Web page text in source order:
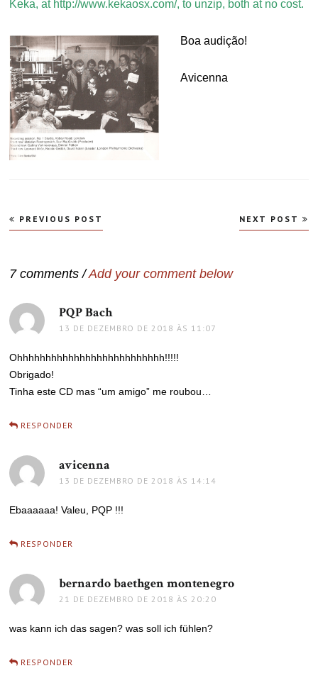
Keka, at http://www.kekaosx.com/, to unzip, both at no cost.
Boa audição!
Avicenna
Navegação
de
PREVIOUS POST NEXT POST
7 comments /Add your comment below
PQP Bachdisse:
13 DE DEZEMBRO DE 2018 ÀS 11:07
Ohhhhhhhhhhhhhhhhhhhhhhhhhh!!!!!
Obrigado!
Tinha este CD mas “um amigo” me roubou…
RESPONDER
avicenna
13 DE DEZEMBRO DE 2018 ÀS 14:14
Ebaaaaaa! Valeu, PQP !!!
RESPONDER
bernardo baethgen montenegro
21 DE DEZEMBRO DE 2018 ÀS 20:20
was kann ich das sagen? was soll ich fühlen?
RESPONDER